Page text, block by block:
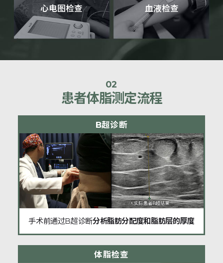
心电图检查 血液检查
02
患者体脂测定流程
B超诊断
手术前通过B超诊断分析脂肪分配度和脂肪层的厚度
体脂检查